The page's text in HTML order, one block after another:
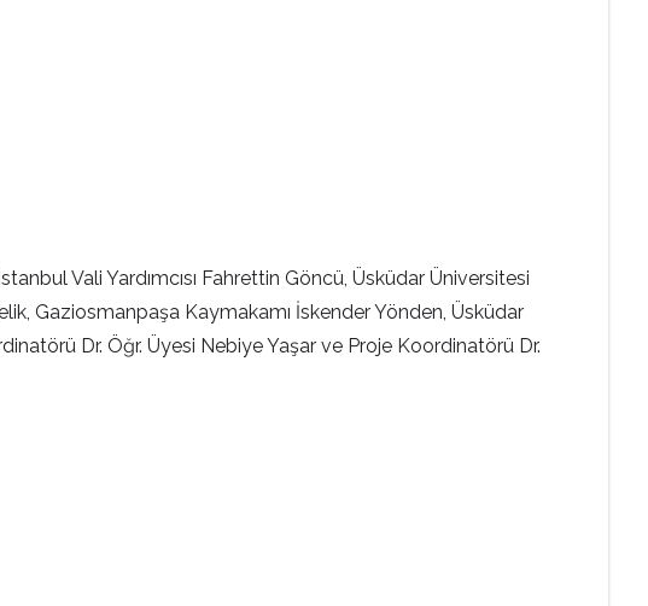
Vali Yardımcısı Fahrettin Göncü, Üsküdar Üniversitesi
Gaziosmanpaşa Kaymakamı İskender Yönden, Üsküdar
Dr. Öğr. Üyesi Nebiye Yaşar ve Proje Koordinatörü Dr.